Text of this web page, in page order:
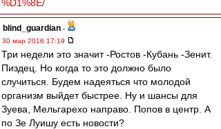
%D1%8E/
blind_guardian -
30 мар 2016 17:19
Три недели это значит -Ростов -Кубань -Зенит.
Пиздец. Но когда то это должно было
случиться. Будем надеяться что молодой
организм выйдет быстрее. Ну и шансы для
Зуева, Мельгарехо направо. Попов в центр. А
по Зе Луишу есть новости?